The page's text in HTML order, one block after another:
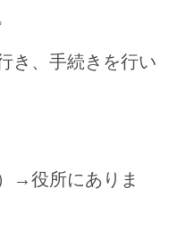
き、手続きを行い
→役所にありま